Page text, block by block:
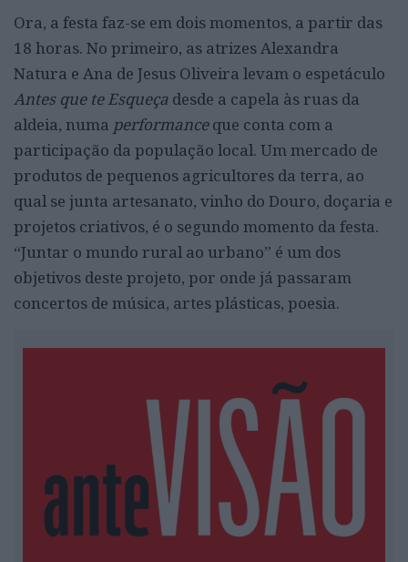
Ora, a festa faz-se em dois momentos, a partir das
18 horas. No primeiro, as atrizes Alexandra
Natura e Ana de Jesus Oliveira levam o espetáculo
Antes que te Esqueça desde a capela às ruas da
aldeia, numa performanceque conta com a
participação da população local. Um mercado de
produtos de pequenos agricultores da terra, ao
qual se junta artesanato, vinho do Douro, doçaria e
projetos criativos, é o segundo momento da festa.
“Juntar o mundo rural ao urbano” é um dos
objetivos deste projeto, por onde já passaram
concertos de música, artes plásticas, poesia.